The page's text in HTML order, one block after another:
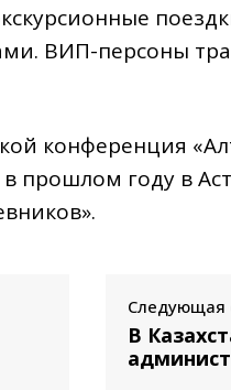
ВИП-персоны
конференция
прошлом году в
Следующая
В